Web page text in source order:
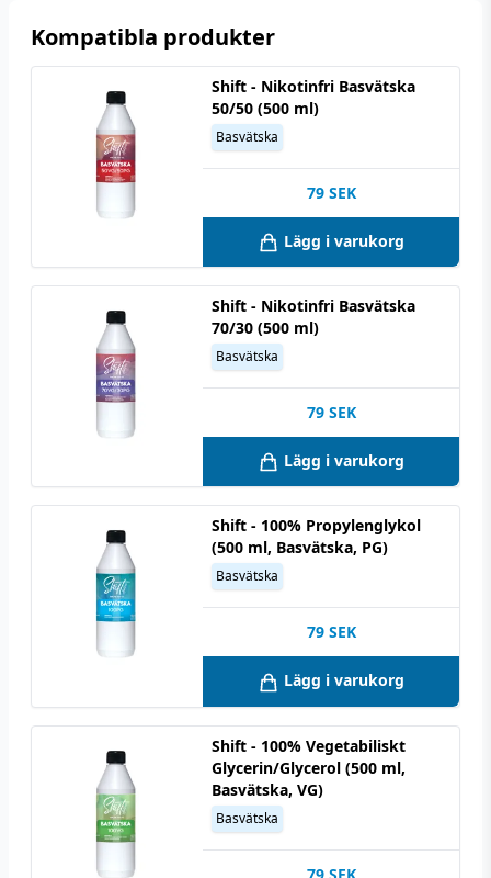
Kompatibla produkter
Shift - Nikotinfri Basvätska
50/50 (500 ml)
Basvätska
79 SEK
Lägg i varukorg
Shift - Nikotinfri Basvätska
70/30 (500 ml)
Basvätska
79 SEK
Lägg i varukorg
Shift - 100% Propylenglykol
(500 ml, Basvätska, PG)
Basvätska
79 SEK
Lägg i varukorg
Shift - 100% Vegetabiliskt
Glycerin/Glycerol (500 ml,
Basvätska, VG)
Basvätska
79 SEK